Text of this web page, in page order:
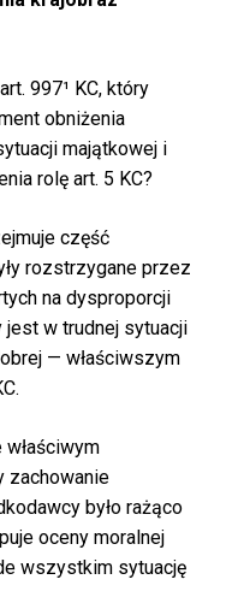
997¹ KC, który
obniżenia
majątkowej i
rolę art. 5 KC?
część
rozstrzygane przez
na dysproporcji
jest w trudnej sytuacji
— właściwszym
zachowanie
było rażąco
oceny moralnej
wszystkim sytuację